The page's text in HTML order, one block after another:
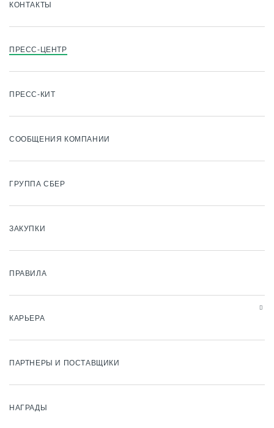
КОНТАКТЫ
ПРЕСС-ЦЕНТР
ПРЕСС-КИТ
СООБЩЕНИЯ КОМПАНИИ
ГРУППА СБЕР
ЗАКУПКИ
ПРАВИЛА
КАРЬЕРА
ПАРТНЕРЫ И ПОСТАВЩИКИ
НАГРАДЫ